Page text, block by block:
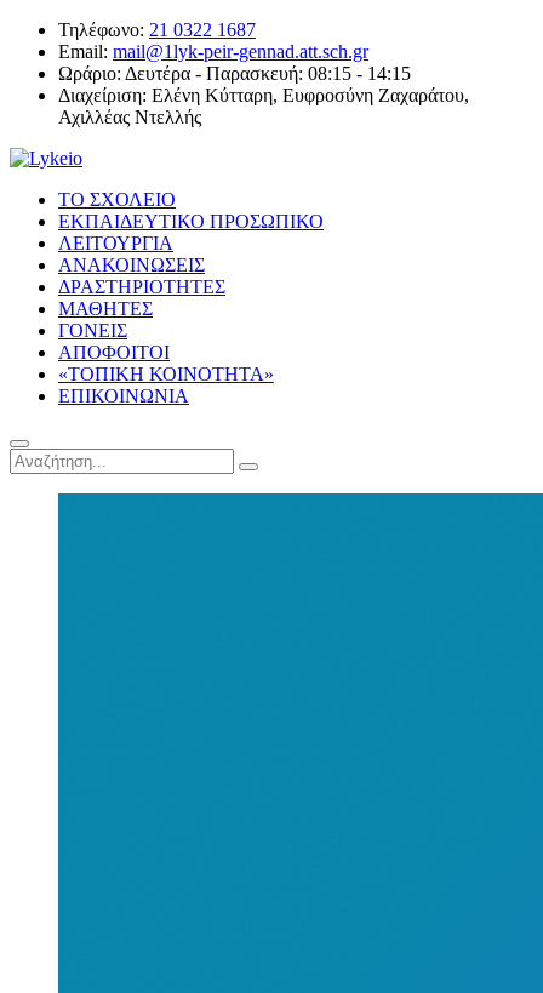
Τηλέφωνο: 21 0322 1687
Email: mail@1lyk-peir-gennad.att.sch.gr
Ωράριο: Δευτέρα - Παρασκευή: 08:15 - 14:15
Διαχείριση: Ελένη Κύτταρη, Ευφροσύνη Ζαχαράτου,
Αχιλλέας Ντελλής
ΤΟ ΣΧΟΛΕΙΟ
ΕΚΠΑΙΔΕΥΤΙΚΟ ΠΡΟΣΩΠΙΚΟ
ΛΕΙΤΟΥΡΓΙΑ
ΑΝΑΚΟΙΝΩΣΕΙΣ
ΔΡΑΣΤΗΡΙΟΤΗΤΕΣ
ΜΑΘΗΤΕΣ
ΓΟΝΕΙΣ
ΑΠΟΦΟΙΤΟΙ
«ΤΟΠΙΚΗ ΚΟΙΝΟΤΗΤΑ»
ΕΠΙΚΟΙΝΩΝΙΑ